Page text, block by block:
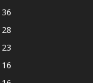
36
28
23
16